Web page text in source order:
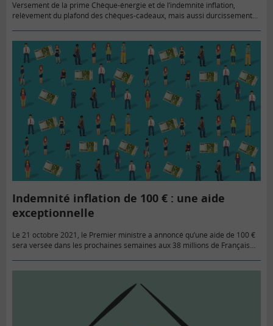
Versement de la prime Chèque-énergie et de l’indemnité inflation,
relèvement du plafond des chèques-cadeaux, mais aussi durcissement
Indemnité inflation de 100 € : une aide
exceptionnelle
Le 21 octobre 2021, le Premier ministre a annoncé qu’une aide de 100 €
sera versée dans les prochaines semaines aux 38 millions de Français